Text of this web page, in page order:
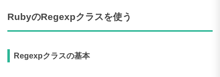
RubyのRegexpクラスを使う
Regexpクラスの基本